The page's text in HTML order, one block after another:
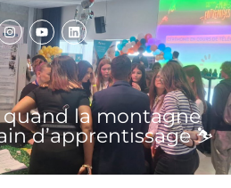
quand la montagne
d’apprentissage ⛷️